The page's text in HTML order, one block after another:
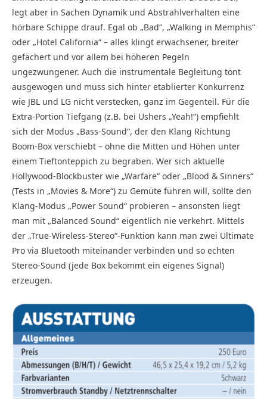
legt aber in Sachen Dynamik und Abstrahlverhalten eine
hörbare Schippe drauf. Egal ob „Bad“, „Walking in Memphis“
oder „Hotel California“ – alles klingt erwachsener, breiter
gefächert und vor allem bei höheren Pegeln
ungezwungener. Auch die instrumentale Begleitung tönt
ausgewogen und muss sich hinter etablierter Konkurrenz
wie JBL und LG nicht verstecken, ganz im Gegenteil. Für die
Extra-Portion Tiefgang (z.B. bei Ushers „Yeah!“) empfiehlt
sich der Modus „Bass-Sound“, der den Klang Richtung
Boom-Box verschiebt – ohne die Mitten und Höhen unter
einem Tieftonteppich zu begraben. Wer sich aktuelle
Hollywood-Blockbuster wie „Warfare“ oder „Blood & Sinners“
(Tests in „Movies & More“) zu Gemüte führen will, sollte den
Klang-Modus „Power Sound“ probieren – ansonsten liegt
man mit „Balanced Sound“ eigentlich nie verkehrt. Mittels
der „True-Wireless-Stereo“-Funktion kann man zwei Ultimate
Pro via Bluetooth miteinander verbinden und so echten
Stereo-Sound (jede Box bekommt ein eigenes Signal)
erzeugen.